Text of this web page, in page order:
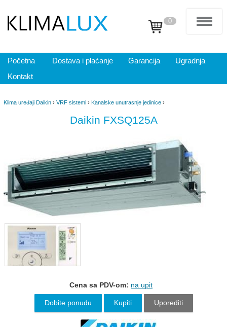
0
Početna Dostava i plaćanje Garancija
Ugradnja
Kontakt
Klima uređaji Daikin › VRF sistemi › Kanalske unutrasnje jedinice ›
Daikin FXSQ125A
Cena sa PDV-om: na upit
Dobite ponudu Kupiti Uporediti